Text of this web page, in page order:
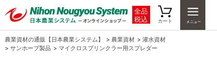
全品
税込
カート
農業資材の通販【日本農業システム】 > 農業資材 > 灌水資材
> サンホープ製品 > マイクロスプリンクラー用スプレダー